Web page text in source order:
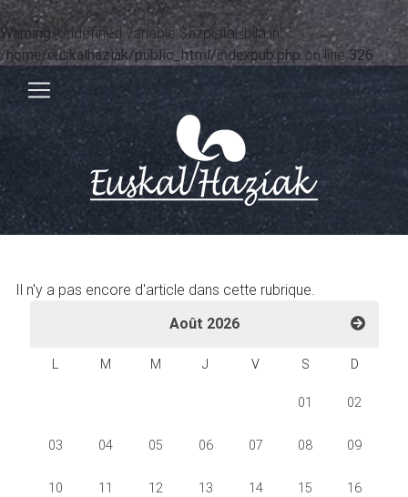
Warning: Undefined variable $azpiatal_bila in
/home/euskalhaziak/public_html/indexpub.php on line326
Il n'y a pas encore d'article dans cette rubrique.
Août 2026
L M M J V S D
01 02
03 04 05 06 07 08 09
10 11 12 13 14 15 16